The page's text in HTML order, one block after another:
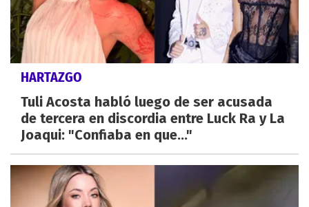
HARTAZGO
Tuli Acosta habló luego de ser acusada
de tercera en discordia entre Luck Ra y La
Joaqui: "Confiaba en que..."